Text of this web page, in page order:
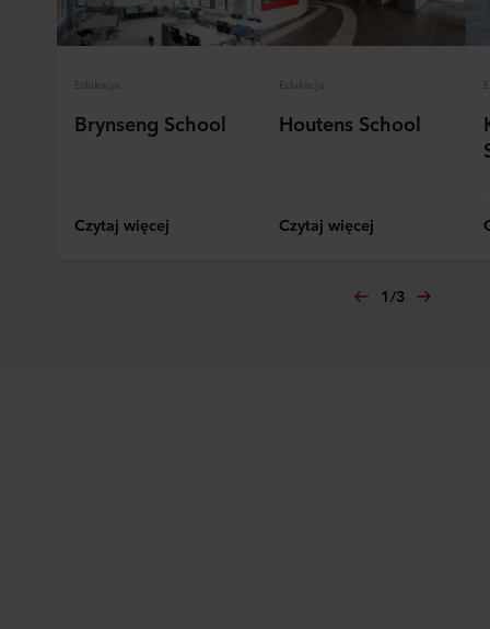
Edukacja
Brynseng School
Czytaj więcej
Edukacja
Houtens School
Czytaj więcej
1/3